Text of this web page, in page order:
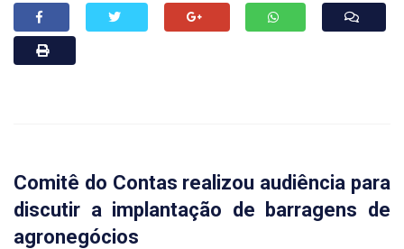
Comitê do Contas realizou audiência para
discutir a implantação de barragens de
agronegócios